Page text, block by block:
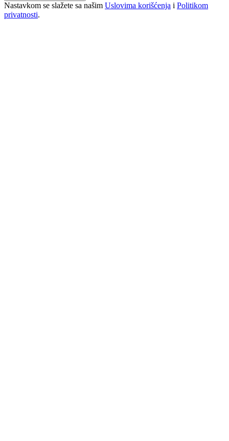
Nastavkom se slažete sa našim Uslovima korišćenja i Politikom
privatnosti.